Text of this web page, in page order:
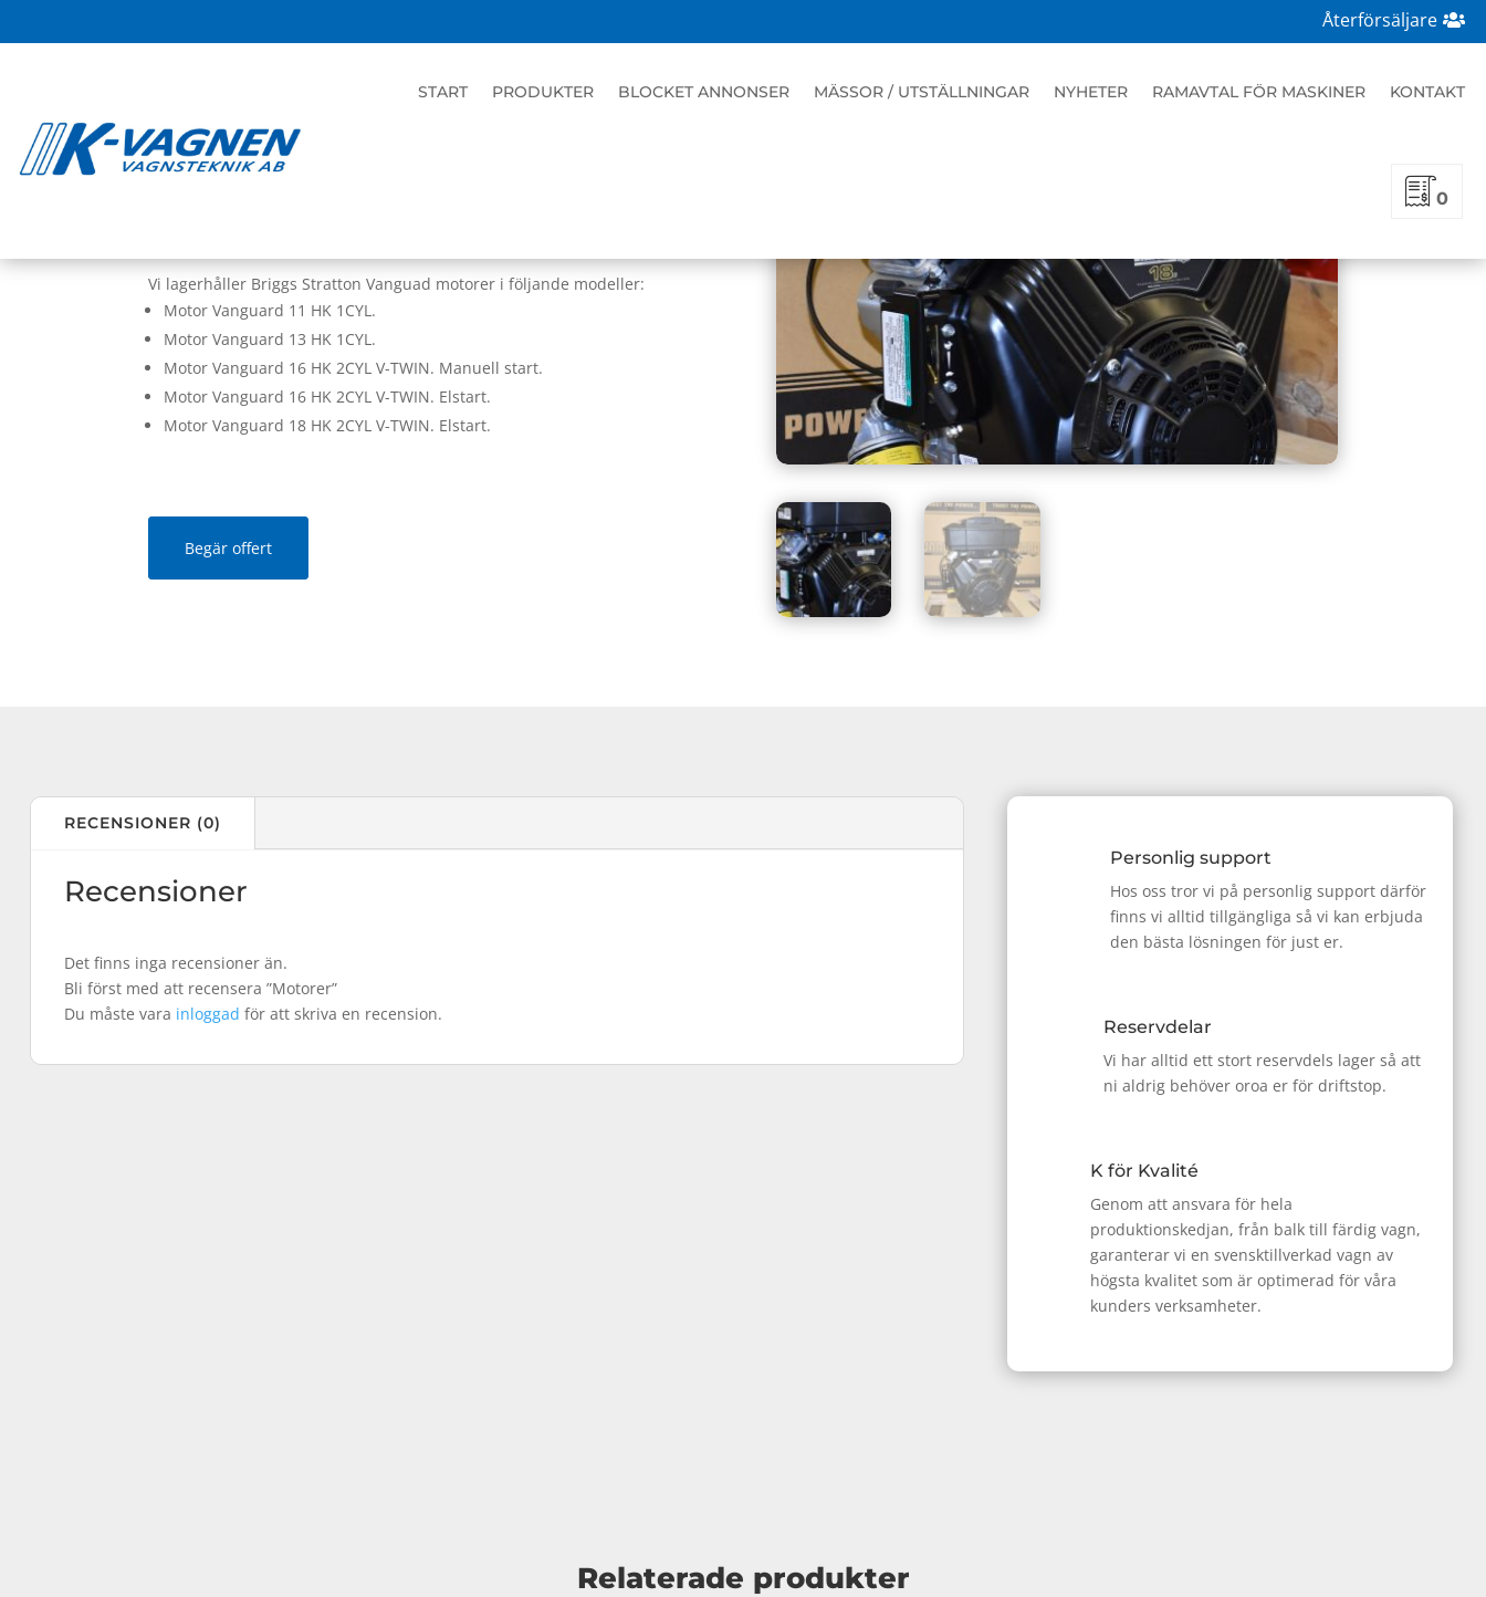
Återförsäljare
START PRODUKTER BLOCKET ANNONSER MÄSSOR / UTSTÄLLNINGAR NYHETER RAMAVTAL FÖR MASKINER KONTAKT
0
UNCATEGORIZED| MOTORER
Vi lagerhåller Briggs Stratton Vanguad motorer i följande modeller:
Motor Vanguard 11 HK 1CYL.
Motor Vanguard 13 HK 1CYL.
Motor Vanguard 16 HK 2CYL V-TWIN. Manuell start.
Motor Vanguard 16 HK 2CYL V-TWIN. Elstart.
Motor Vanguard 18 HK 2CYL V-TWIN. Elstart.
Begär offert
RECENSIONER (0)
Recensioner
Det finns inga recensioner än.
Bli först med att recensera ”Motorer”
Du måste vara inloggad för att skriva en recension.
Personlig support
Hos oss tror vi på personlig support därför
finns vi alltid tillgängliga så vi kan erbjuda
den bästa lösningen för just er.
Reservdelar
Vi har alltid ett stort reservdels lager så att
ni aldrig behöver oroa er för driftstop.
K för Kvalité
Genom att ansvara för hela
produktionskedjan, från balk till färdig vagn,
garanterar vi en svensktillverkad vagn av
högsta kvalitet som är optimerad för våra
kunders verksamheter.
Relaterade produkter